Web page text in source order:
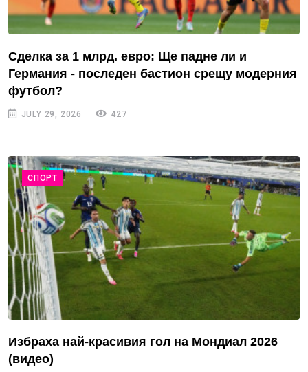
Сделка за 1 млрд. евро: Ще падне ли и
Германия - последен бастион срещу модерния
футбол?
JULY 29, 2026 427
СПОРТ
Избраха най-красивия гол на Мондиал 2026
(видео)